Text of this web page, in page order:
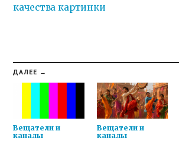
качества картинки
ДАЛЕЕ →
Вещатели и
каналы
Вещатели и
каналы